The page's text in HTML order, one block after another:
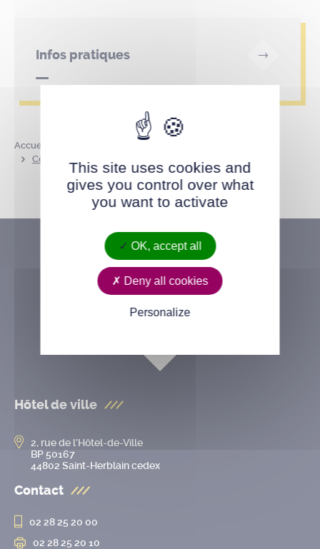
Infos pratiques
Accueil
Complexe sportif de la Bernardière
Hôtel de ville
2, rue de l’Hôtel-de-Ville
BP 50167
44802 Saint-Herblain cedex
Contact
02 28 25 20 00
02 28 25 20 10
This site uses cookies and
gives you control over what
you want to activate
OK, accept all
Deny all cookies
Personalize